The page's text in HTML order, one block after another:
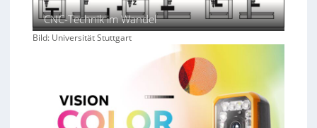
CNC-Technik im Wandel
Bild: Universität Stuttgart